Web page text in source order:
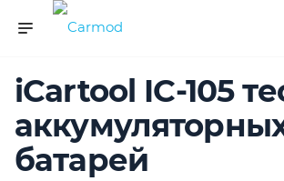
iCartool IC-105
батарей